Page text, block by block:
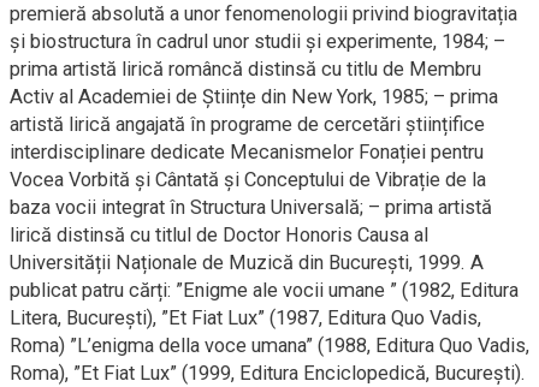
premieră absolută a unor fenomenologii privind biogravitația
și biostructura în cadrul unor studii și experimente, 1984; –
prima artistă lirică româncă distinsă cu titlu de Membru
Activ al Academiei de Științe din New York, 1985; – prima
artistă lirică angajată în programe de cercetări științifice
interdisciplinare dedicate Mecanismelor Fonației pentru
Vocea Vorbită și Cântată și Conceptului de Vibrație de la
baza vocii integrat în Structura Universală; – prima artistă
lirică distinsă cu titlul de Doctor Honoris Causa al
Universității Naționale de Muzică din București, 1999. A
publicat patru cărți: ”Enigme ale vocii umane ” (1982, Editura
Litera, București), ”Et Fiat Lux” (1987, Editura Quo Vadis,
Roma) ”L’enigma della voce umana” (1988, Editura Quo Vadis,
Roma), ”Et Fiat Lux” (1999, Editura Enciclopedică, București).